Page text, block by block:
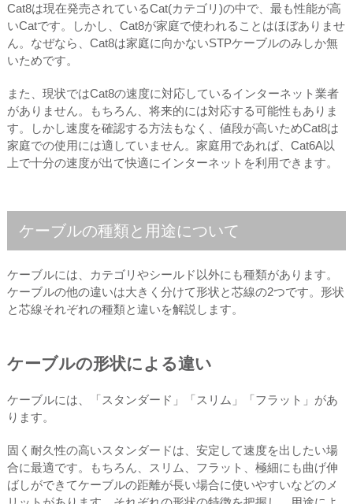
Cat8は現在発売されているCat(カテゴリ)の中で、最も性能が高
いCatです。しかし、Cat8が家庭で使われることはほぼありませ
ん。なぜなら、Cat8は家庭に向かないSTPケーブルのみしか無
いためです。
また、現状ではCat8の速度に対応しているインターネット業者
がありません。もちろん、将来的には対応する可能性もありま
す。しかし速度を確認する方法もなく、値段が高いためCat8は
家庭での使用には適していません。家庭用であれば、Cat6A以
上で十分の速度が出て快適にインターネットを利用できます。
ケーブルの種類と用途について
ケーブルには、カテゴリやシールド以外にも種類があります。
ケーブルの他の違いは大きく分けて形状と芯線の2つです。形状
と芯線それぞれの種類と違いを解説します。
ケーブルの形状による違い
ケーブルには、「スタンダード」「スリム」「フラット」があ
ります。
固く耐久性の高いスタンダードは、安定して速度を出したい場
合に最適です。もちろん、スリム、フラット、極細にも曲げ伸
ばしができてケーブルの距離が長い場合に使いやすいなどのメ